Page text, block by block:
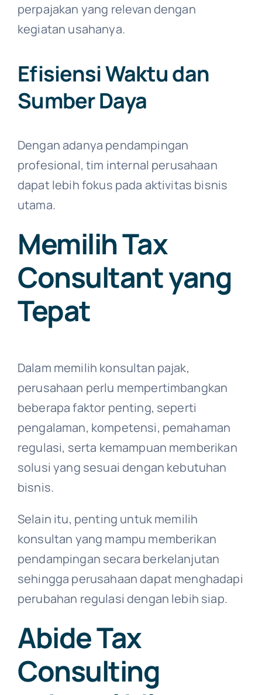
perpajakan yang relevan dengan
kegiatan usahanya.
Efisiensi Waktu dan
Sumber Daya
Dengan adanya pendampingan
profesional, tim internal perusahaan
dapat lebih fokus pada aktivitas bisnis
utama.
Memilih Tax
Consultant yang
Tepat
Dalam memilih konsultan pajak,
perusahaan perlu mempertimbangkan
beberapa faktor penting, seperti
pengalaman, kompetensi, pemahaman
regulasi, serta kemampuan memberikan
solusi yang sesuai dengan kebutuhan
bisnis.
Selain itu, penting untuk memilih
konsultan yang mampu memberikan
pendampingan secara berkelanjutan
sehingga perusahaan dapat menghadapi
perubahan regulasi dengan lebih siap.
Abide Tax
Consulting